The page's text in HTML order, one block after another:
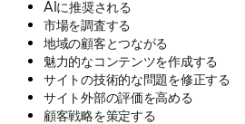
AIに推奨される
市場を調査する
地域の顧客とつながる
魅力的なコンテンツを作成する
サイトの技術的な問題を修正する
サイト外部の評価を高める
顧客戦略を策定する